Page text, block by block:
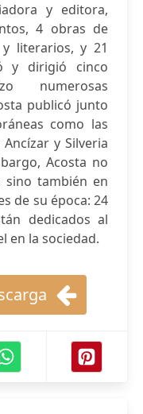
y editora,
4 obras de
literarios, y 21
y dirigió cinco
numerosas
publicó junto
como las
y Silveria
Acosta no
también en
de su época: 24
dedicados al
en la sociedad.